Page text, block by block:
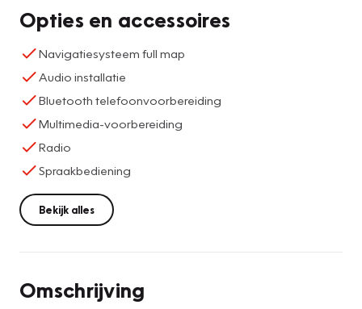
Opties en accessoires
Navigatiesysteem full map
Audio installatie
Bluetooth telefoonvoorbereiding
Multimedia-voorbereiding
Radio
Spraakbediening
Bekijk alles
Omschrijving